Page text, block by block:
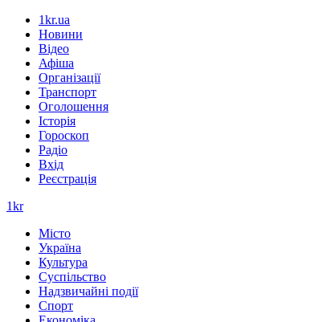
1kr.ua
Новини
Відео
Афіша
Організації
Транспорт
Оголошення
Історія
Гороскоп
Радіо
Вхід
Реєстрація
1kr
Місто
Україна
Культура
Суспільство
Надзвичайні події
Спорт